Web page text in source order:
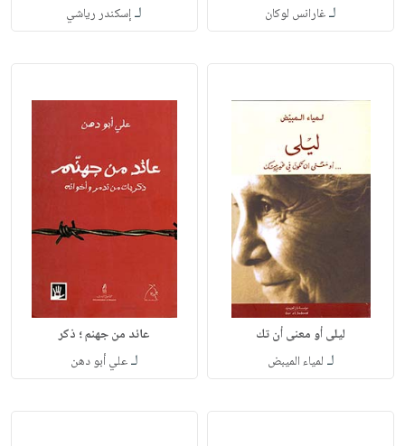
لـغارانس لوكان لـإسكندر رياشي
ليلى أو معنى أن تك
لـ لمياء الميبض
عائد من جهنم ؛ ذكر
لـعلي أبو دهن